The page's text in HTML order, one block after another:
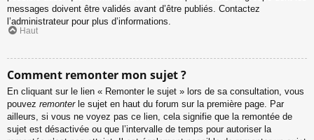
messages doivent être validés avant d’être publiés. Contactez
l’administrateur pour plus d’informations.
Haut
Comment remonter mon sujet ?
En cliquant sur le lien « Remonter le sujet » lors de sa consultation, vous
pouvez remonterle sujet en haut du forum sur la première page. Par
ailleurs, si vous ne voyez pas ce lien, cela signifie que la remontée de
sujet est désactivée ou que l’intervalle de temps pour autoriser la